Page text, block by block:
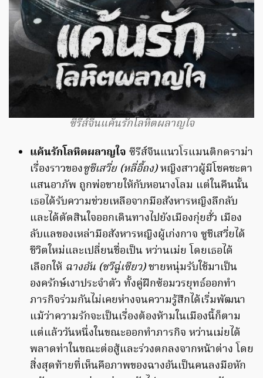
ซีรีส์จีนแค้นรักโลหิตผลาญใจ
แค้นรักโลหิตผลาญใจ ซีรีส์จีนแนวโรแมนติกดราม่า
เรื่องราวของซูชีเสวี่ย (หลี่อี้ถง)หญิงสาวผู้มีโชคชะตา
แสนอาภัพ ถูกพ่อขายให้กับหอนางโลม แต่ในคืนนั้น
เธอได้รับความช่วยเหลือจากมือสังหารหญิงลึกลับ
และได้ตัดสินใจออกเดินทางไปยังเมืองกุ่ยฮั่ว เมือง
ลับแลของเหล่ามือสังหารหญิงผู้เก่งกาจ ซูชีเสวี่ยได้
ชีวิตใหม่และเปลี่ยนชื่อเป็น หว่านเม่ย โดยเธอได้
เลือกให้ ฉางอัน (ชวีฉู่เซียว)ชายหนุ่มรับใช้มาเป็น
องครักษ์เงาประจำตัว ทั้งคู่ฝึกซ้อมวรยุทธ์ออกทำ
ภารกิจร่วมกันไม่เคยห่างจนความรู้สึกได้เริ่มพัฒนา
แม้ว่าความรักจะเป็นเรื่องต้องห้ามในเมืองนี้ก็ตาม
แต่แล้ววันหนึ่งในขณะออกทำภารกิจ หว่านเม่ยได้
พลาดท่าในขณะต่อสู้และร่วงตกลงจากหน้าต่าง โดย
สิ่งสุดท้ายที่เห็นคือภาพของฉางอันเป็นคนลงมือหัก